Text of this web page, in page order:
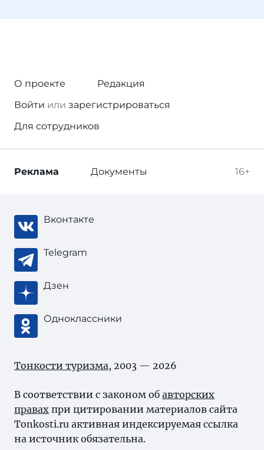
О проекте
Редакция
Войти или зарегистрироваться
Для сотрудников
16+
Реклама Документы
Вконтакте
Telegram
Дзен
Одноклассники
Тонкости туризма, 2003 — 2026
В соответствии с законом об авторских
правах при цитировании материалов сайта
Tonkosti.ru активная индексируемая ссылка
на источник обязательна.